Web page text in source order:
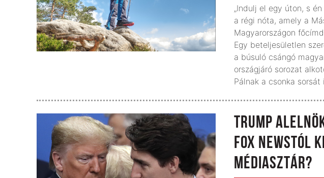
„Indulj el egy úton, s
a régi nóta, amely a
Magyarországon
Egy beteljesületlen
a búsuló csángó
országjáró sorozat
Pálnak a csonka sorsát
TRUMP
FOX NEWSTÓL
MÉDIASZTÁR?